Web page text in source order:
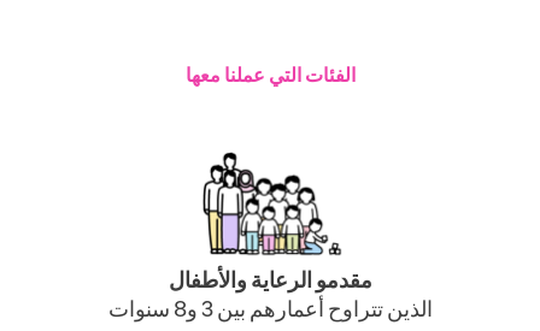
الفئات التي عملنا معها
مقدمو الرعاية والأطفال
الذين تتراوح أعمارهم بين 3 و8 سنوات